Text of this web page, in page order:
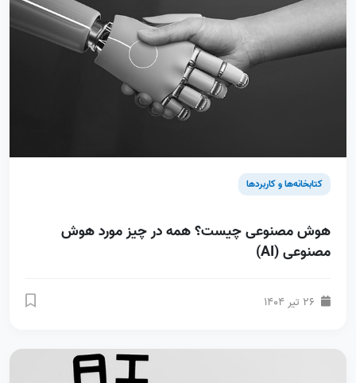
کتابخانه‌ها و کاربردها
هوش مصنوعی چیست؟ همه در چیز مورد هوش
مصنوعی (AI)